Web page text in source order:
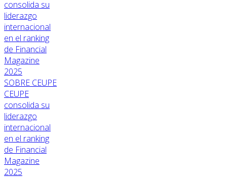
SOBRE CEUPE
CEUPE
consolida su
liderazgo
internacional
en el ranking
de Financial
Magazine
2025